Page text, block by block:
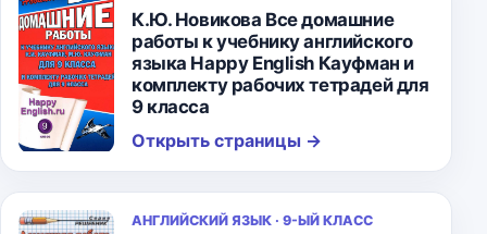
К.Ю. Новикова Все домашние
работы к учебнику английского
языка Happy English Кауфман и
комплекту рабочих тетрадей для
9 класса
Открыть страницы →
АНГЛИЙСКИЙ ЯЗЫК · 9-ЫЙ КЛАСС